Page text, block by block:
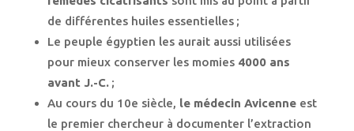
de différentes huiles essentielles ;
Le peuple égyptien les aurait aussi utilisées
pour mieux conserver les momies 4000 ans
avant J.-C. ;
Au cours du 10e siècle, le médecin Avicenneest
le premier chercheur à documenter l’extraction